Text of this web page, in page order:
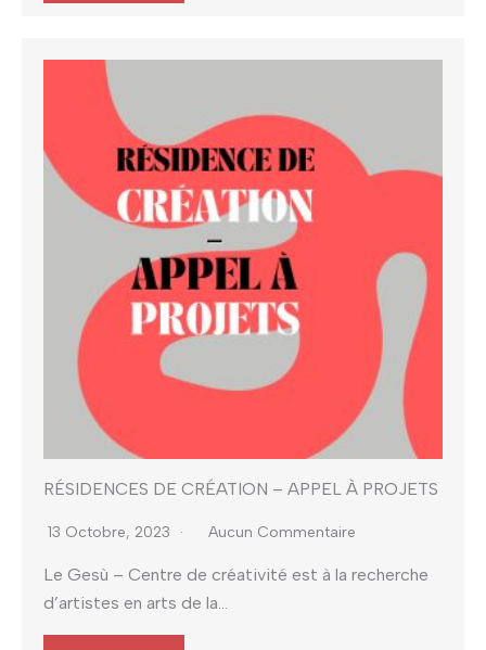
RÉSIDENCES DE CRÉATION – APPEL À PROJETS
13 Octobre, 2023 Aucun Commentaire
Le Gesù – Centre de créativité est à la recherche
d’artistes en arts de la...